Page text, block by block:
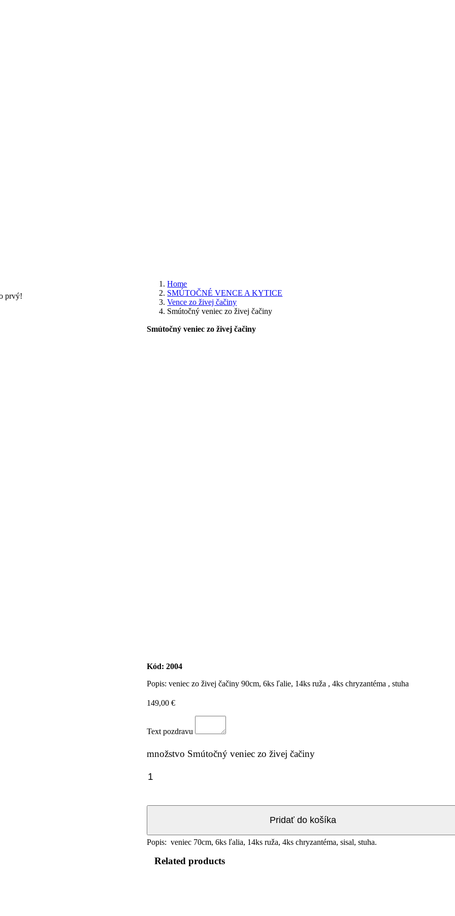
Home
SMÚTOČNÉ VENCE A KYTICE
Vence zo živej čačiny
Smútočný veniec zo živej čačiny
Smútočný veniec zo živej čačiny
Kód:2004
Popis: veniec zo živej čačiny 90cm, 6ks ľalie, 14ks ruža , 4ks chryzantéma , stuha
149,00€
Text pozdravu
množstvo Smútočný veniec zo živej čačiny
Pridať do košíka
Popis: veniec 70cm, 6ks ľalia, 14ks ruža, 4ks chryzantéma, sisal, stuha.
Related products
prvý!